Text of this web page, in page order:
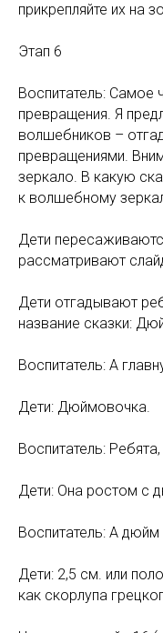
прикрепляйте их на
Этап 6
Воспитатель: Самое
превращения. Я
волшебников –
превращениями.
зеркало. В какую
к волшебному
Дети
рассматривают
Дети отгадывают
название сказки:
Воспитатель: А
Дети: Дюймовочка.
Воспитатель:
Дети: Она ростом с
Воспитатель: А дюйм
Дети: 2,5 см. или
как скорлупа